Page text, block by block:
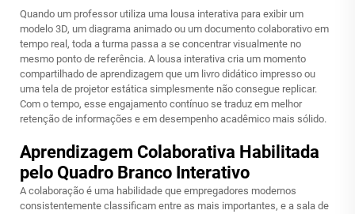
Quando um professor utiliza uma lousa interativa para exibir um
modelo 3D, um diagrama animado ou um documento colaborativo em
tempo real, toda a turma passa a se concentrar visualmente no
mesmo ponto de referência. A lousa interativa cria um momento
compartilhado de aprendizagem que um livro didático impresso ou
uma tela de projetor estática simplesmente não consegue replicar.
Com o tempo, esse engajamento contínuo se traduz em melhor
retenção de informações e em desempenho acadêmico mais sólido.
Aprendizagem Colaborativa Habilitada
pelo Quadro Branco Interativo
A colaboração é uma habilidade que empregadores modernos
consistentemente classificam entre as mais importantes, e a sala de